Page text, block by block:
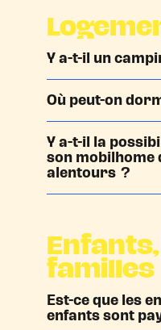
Y a-t-il un
Où peut-on
Y a-t-il la
son mobilhome
alentours ?
familles
Est-ce que les
enfants sont